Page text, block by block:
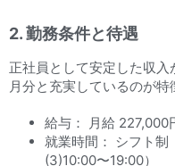
2. 勤務条件と待遇
正社員として安定した収
月分と充実しているのが特
給与： 月給 227,000
就業時間： シフト制
(3)10:00〜19:00）